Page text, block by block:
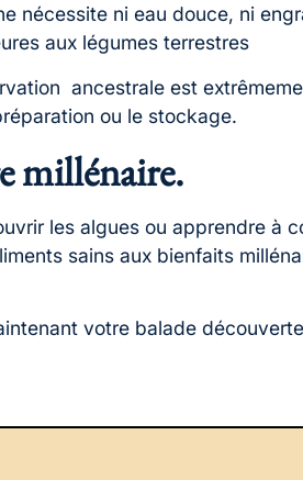
nécessite ni eau douce, ni
aux légumes terrestres
ancestrale est
ou le stockage.
millénaire.
les algues ou apprendre à
sains aux bienfaits
votre balade